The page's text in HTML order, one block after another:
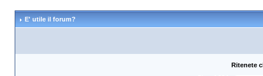
E' utile il forum?
Ritenete